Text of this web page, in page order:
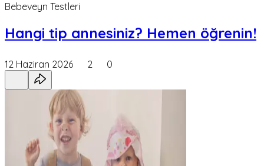
Bebeveyn Testleri
Hangi tip annesiniz? Hemen öğrenin!
12 Haziran 2026 2 0